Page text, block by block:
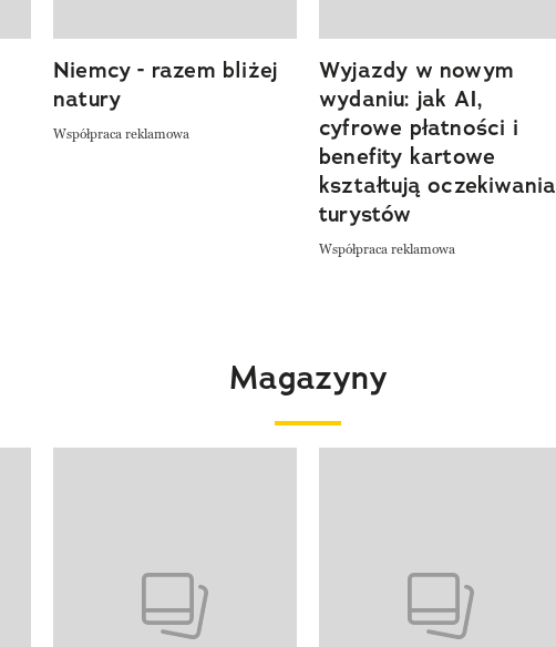
Niemcy - razem bliżej
natury
Współpraca reklamowa
Wyjazdy w nowym
wydaniu: jak AI,
cyfrowe płatności i
benefity kartowe
kształtują oczekiwania
turystów
Współpraca reklamowa
Magazyny